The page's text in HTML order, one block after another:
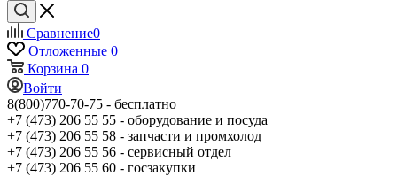
Сравнение0
Отложенные 0
Корзина 0
Войти
8(800)770-70-75 - бесплатно
+7 (473) 206 55 55 - оборудование и посуда
+7 (473) 206 55 58 - запчасти и промхолод
+7 (473) 206 55 56 - сервисный отдел
+7 (473) 206 55 60 - госзакупки